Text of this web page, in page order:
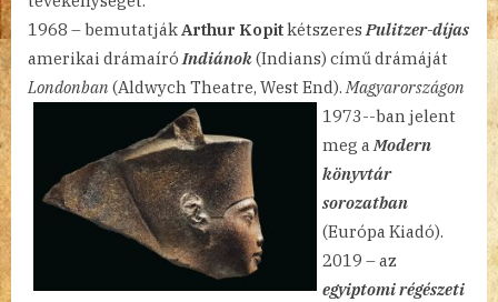
1968 – bemutatjákArthur KopitkétszeresPulitzer-díjas
amerikai drámaíróIndiánok(Indians) című drámáját
Londonban (Aldwych Theatre, West End).Magyarországon
1973--ban jelent
meg aModern
könyvtár
sorozatban
(Európa Kiadó).
2019 – az
egyiptomi régészeti